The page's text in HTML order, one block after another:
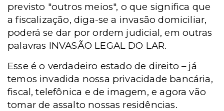
previsto "outros meios", o que significa que
a fiscalização, diga-se a invasão domiciliar,
poderá se dar por ordem judicial, em outras
palavras INVASÃO LEGAL DO LAR.
Esse é o verdadeiro estado de direito – já
temos invadida nossa privacidade bancária,
fiscal, telefônica e de imagem, e agora vão
tomar de assalto nossas residências.